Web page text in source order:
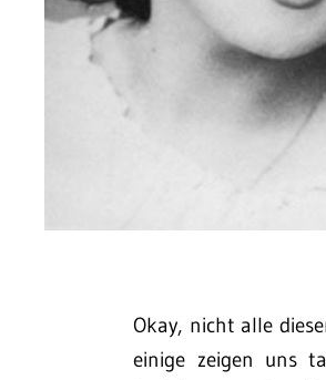
Okay, nicht alle
einige zeigen uns